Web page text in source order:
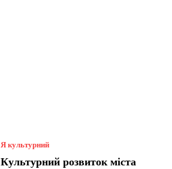
Я культурний
Культурний розвиток міста